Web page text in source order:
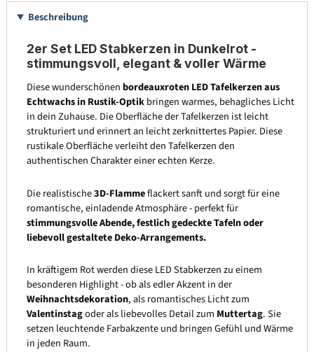
Beschreibung
2er Set LED Stabkerzen in Dunkelrot -
stimmungsvoll, elegant & voller Wärme
Diese wunderschönen bordeauxroten LED Tafelkerzen aus
Echtwachs in Rustik-Optikbringen warmes, behagliches Licht
in dein Zuhause. Die Oberfläche der Tafelkerzen ist leicht
strukturiert und erinnert an leicht zerknittertes Papier. Diese
rustikale Oberfläche verleiht den Tafelkerzen den
authentischen Charakter einer echten Kerze.
Die realistische3D-Flammeflackert sanft und sorgt für eine
romantische, einladende Atmosphäre - perfekt für
stimmungsvolle Abende, festlich gedeckte Tafeln oder
liebevoll gestaltete Deko-Arrangements.
In kräftigem Rot werden diese LED Stabkerzen zu einem
besonderen Highlight - ob als edler Akzent in der
Weihnachtsdekoration, als romantisches Licht zum
Valentinstagoder als liebevolles Detail zum Muttertag. Sie
setzen leuchtende Farbakzente und bringen Gefühl und Wärme
in jeden Raum.